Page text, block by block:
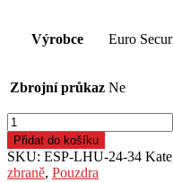
Výrobce Euro
Zbrojní průkaz Ne
Pouzdro
ESP,
pro
svítilny
Přidat do košíku
SKU: ESP-LHU-24-34
zbraně, Pouzdra